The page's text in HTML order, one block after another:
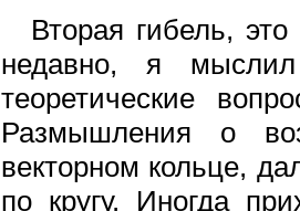
Вторая гибель,
недавно, я мыслил
теоретические
Размышления о
векторном кольце,
по кругу. Иногда